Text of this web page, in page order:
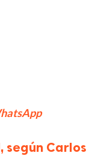
según Carlos